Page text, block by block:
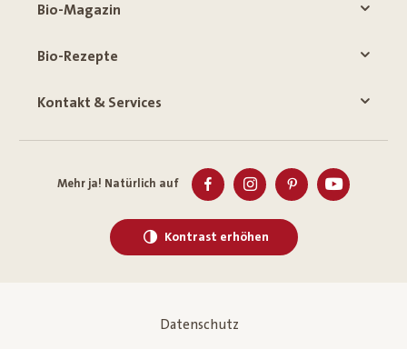
Bio-Magazin
Bio-Rezepte
Kontakt & Services
Mehr ja! Natürlich auf
Kontrast erhöhen
Datenschutz